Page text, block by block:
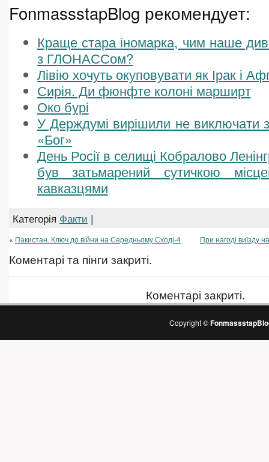
FonmassstapBlog рекомендует:
Краще стара іномарка, чим наше
з ГЛОНАССом?
Лівію хочуть окуповувати як Ірак і
Сирія. Ди фюнфте колоні марширт
Око бурі
У Держдумі вирішили не виключати
«Бог»
День Росії в селищі Кобралово
був затьмарений сутичкою
кавказцями
Категорія Факти |
« Пакистан. Ключ до війни на Середньому Сході-4 При нагоді виїзду
Коментарі та пінги закриті.
Коментарі закриті.
Copyright ©